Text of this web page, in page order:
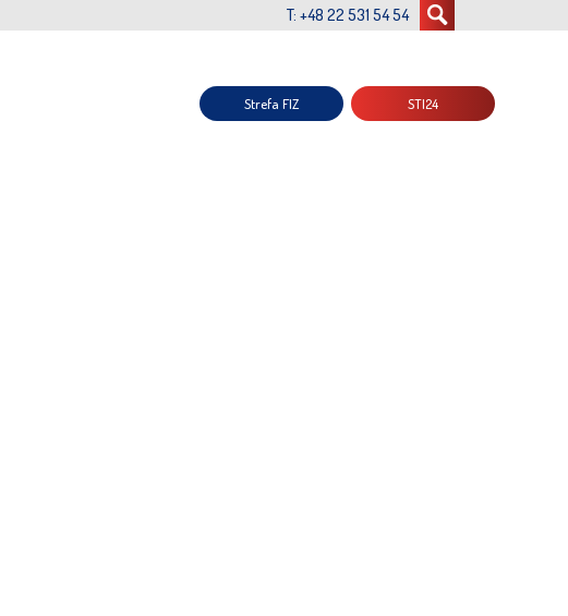
T: +48 22 531 54 54
Strefa FIZ STI24